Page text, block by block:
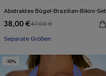
Abstraktes Bügel-Brazilian-Bikini-Set
38,00 €47,00 €
Separate Größen
-19%